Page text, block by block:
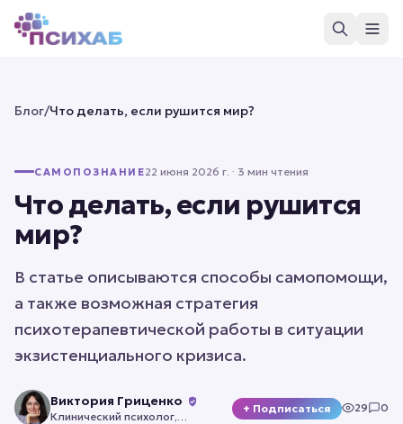
Блог/Что делать, если рушится мир?
САМОПОЗНАНИЕ22 июня 2026 г. · 3 мин чтения
Что делать, если рушится
мир?
В статье описываются способы самопомощи,
а также возможная стратегия
психотерапевтической работы в ситуации
экзистенциального кризиса.
Виктория Гриценко
Клинический психолог,
+ Подписаться 29 0